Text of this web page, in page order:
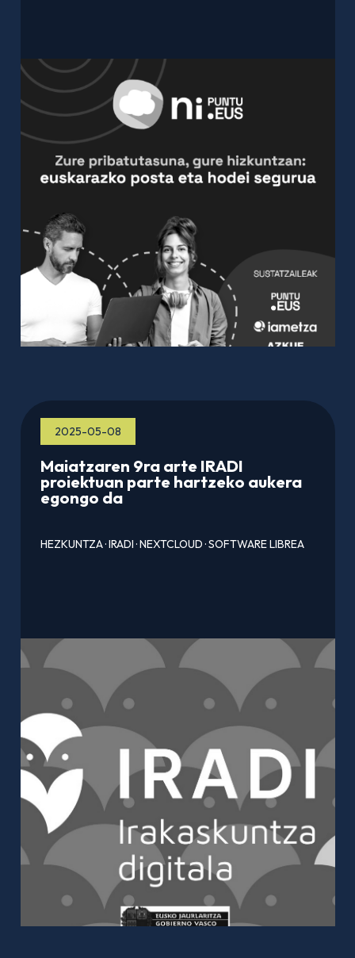
2025-05-08
Maiatzaren 9ra arte IRADI
proiektuan parte hartzeko aukera
egongo da
HEZKUNTZA·IRADI·NEXTCLOUD·SOFTWARE LIBREA